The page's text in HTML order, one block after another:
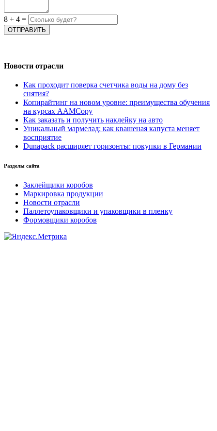
8 + 4 =
Новости отрасли
Как проходит поверка счетчика воды на дому без
снятия?
Копирайтинг на новом уровне: преимущества обучения
на курсах AAMCopy
Как заказать и получить наклейку на авто
Уникальный мармелад: как квашеная капуста меняет
восприятие
Dunapack расширяет горизонты: покупки в Германии
Разделы сайта
Заклейщики коробов
Маркировка продукции
Новости отрасли
Паллетоупаковщики и упаковщики в пленку
Формовщики коробов